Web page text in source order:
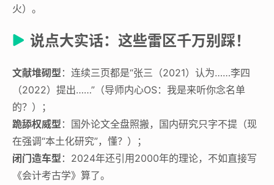
火）。
说点大实话：这些雷区千万别踩！
文献堆砌型 ：连续三页都是“张三（2021）认为……李四
（2022）提出……”（导师内心OS：我是来听你念名单
的？）；
跪舔权威型 ：国外论文全盘照搬，国内研究只字不提（现
在强调“本土化研究”，懂？）；
闭门造车型 ：2024年还引用2000年的理论，不如直接写
《会计考古学》算了。